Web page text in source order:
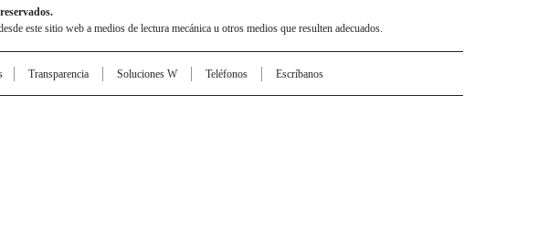
este sitio web a medios de lectura mecánica u otros medios que resulten adecuados.
Transparencia Soluciones W Teléfonos Escríbanos